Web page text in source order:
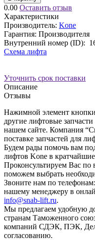
0.00 Оставить отзыв
Характеристики
Производитель: Kone
Гарантия: Производителя
Внутренний номер (ID):
Схема лифта
Уточнить срок поставки
Описание
Отзывы
Нажимной элемент
другие лифтовые
нашем сайте. Компания
поставке запчастей для
Будем рады помочь вам
лифтов Kone в
Проконсультируем Вас
поможем выбрать
Звоните нам по телефонам:
нашему менеджеру в
info@snab-lift.ru.
Мы предлагаем удобную
странам Таможенного
компаний СДЭК, ПЭК,
согласованию.